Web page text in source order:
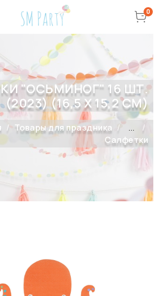
0
"ОСЬМИНОГ" 16 ШТ.
(2023) (16,5 X 15,2 СМ)
Товары для праздника
...
Салфетки